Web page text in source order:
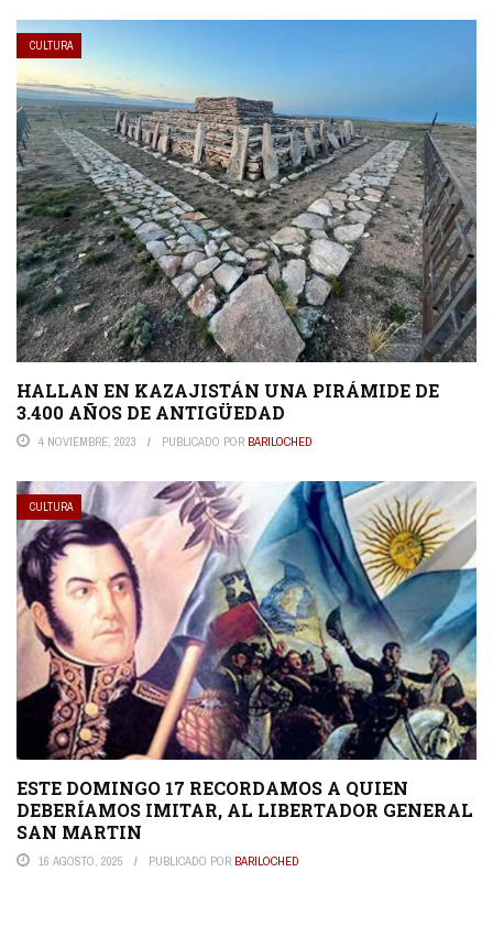
CULTURA
HALLAN EN KAZAJISTÁN UNA PIRÁMIDE DE
3.400 AÑOS DE ANTIGÜEDAD
4 NOVIEMBRE, 2023 PUBLICADO POR BARILOCHED
CULTURA
ESTE DOMINGO 17 RECORDAMOS A QUIEN
DEBERÍAMOS IMITAR, AL LIBERTADOR GENERAL
SAN MARTIN
16 AGOSTO, 2025 PUBLICADO POR BARILOCHED